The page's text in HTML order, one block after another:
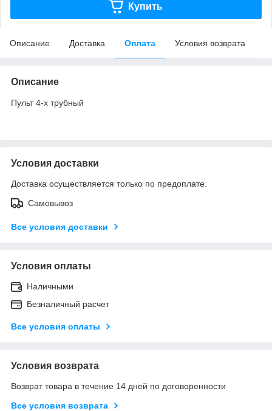
Купить
Описание Доставка Оплата Условия возврата
Описание
Пульт 4-х трубный
Условия доставки
Доставка осуществляется только по предоплате.
Самовывоз
Все условия доставки
Условия оплаты
Наличными
Безналичный расчет
Все условия оплаты
Условия возврата
Возврат товара в течение 14 дней по договоренности
Все условия возврата